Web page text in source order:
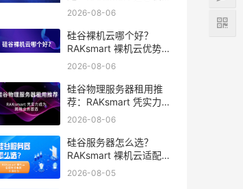
深度评测
2026-08-06
硅谷裸机云哪个好？
RAKsmart 裸机云优势全
解析
2026-08-06
硅谷物理服务器租用推
荐：RAKsmart 凭实力成
为跨境业务首选
2026-08-06
硅谷服务器怎么选？
RAKsmart 裸机云适配跨
境电商 手游后台
2026-08-05